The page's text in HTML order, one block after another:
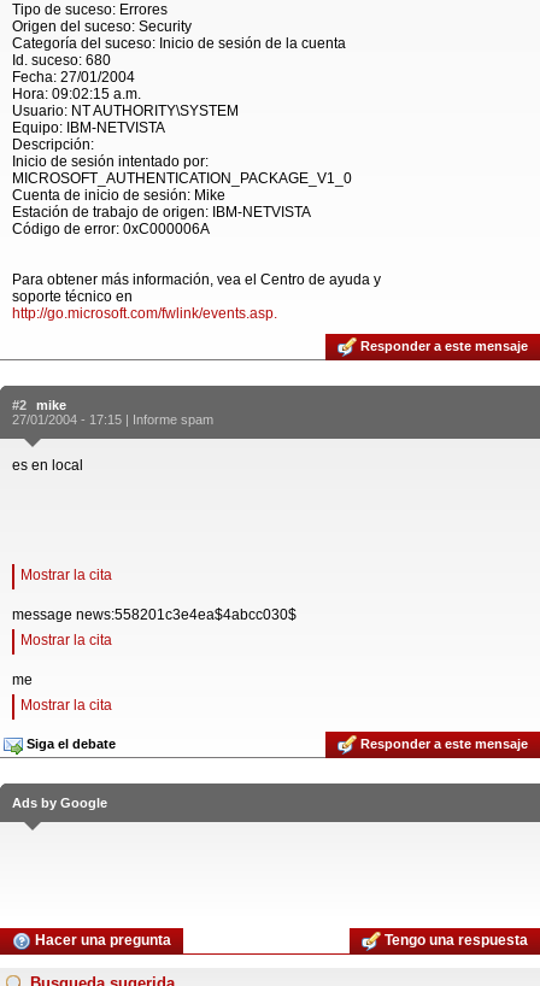
Tipo de suceso: Errores
Origen del suceso: Security
Categoría del suceso: Inicio de sesión de la cuenta
Id. suceso: 680
Fecha: 27/01/2004
Hora: 09:02:15 a.m.
Usuario: NT AUTHORITY\SYSTEM
Equipo: IBM-NETVISTA
Descripción:
Inicio de sesión intentado por:
MICROSOFT_AUTHENTICATION_PACKAGE_V1_0
Cuenta de inicio de sesión: Mike
Estación de trabajo de origen: IBM-NETVISTA
Código de error: 0xC000006A
Para obtener más información, vea el Centro de ayuda y
soporte técnico en
http://go.microsoft.com/fwlink/events.asp.
Responder a este mensaje
#2
mike
27/01/2004 - 17:15 | Informe spam
es en local
Mostrar la cita
message news:558201c3e4ea$4abcc030$
Mostrar la cita
me
Mostrar la cita
Siga el debate Responder a este mensaje
Ads by Google
Hacer una pregunta Tengo una respuesta